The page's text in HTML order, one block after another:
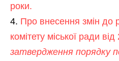
роки.
Про внесення змін до
комітету міської ради
затвердження порядку